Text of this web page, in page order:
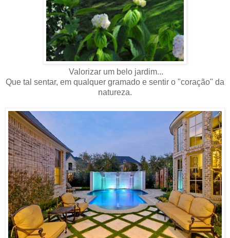
Valorizar um belo jardim...
Que tal sentar, em qualquer gramado e sentir o "coração" da
natureza.